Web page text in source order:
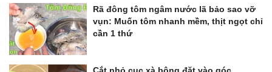
Rã đông tôm ngâm nước lã bảo sao vỡ
vụn: Muốn tôm nhanh mềm, thịt ngọt chỉ
cần 1 thứ
Cắt nhỏ cục xà bông đặt vào góc